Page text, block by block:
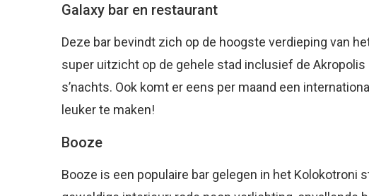
Galaxy bar en restaurant
Deze bar bevindt zich op de hoogste verdieping van
super uitzicht op de gehele stad inclusief de
s’nachts. Ook komt er eens per maand een
leuker te maken!
Booze
Booze is een populaire bar gelegen in het Kolokotroni